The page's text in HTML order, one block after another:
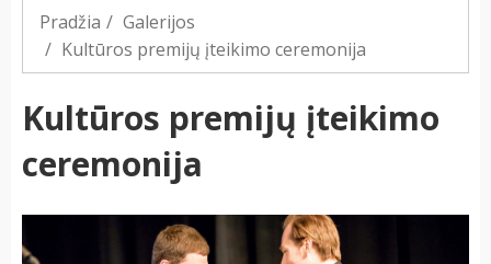
Pradžia
Galerijos
Kultūros premijų įteikimo ceremonija
Kultūros premijų įteikimo
ceremonija